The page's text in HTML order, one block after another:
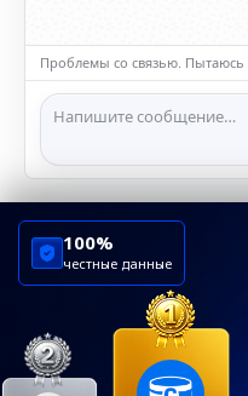
насилию.
ℹ️ Модераторы и
сообщения и
нарушении правил.
Проблемы со связью. Пытаюсь
100%
честные данные
ChelseaBluesRu
Посетителям